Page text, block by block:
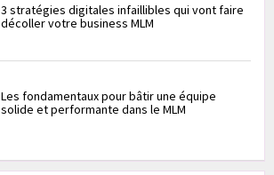
3 stratégies digitales infaillibles qui vont faire
décoller votre business MLM
Les fondamentaux pour bâtir une équipe
solide et performante dans le MLM